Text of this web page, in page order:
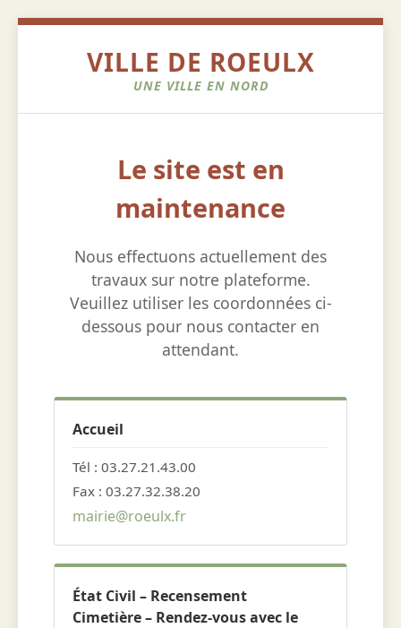
VILLE DE ROEULX
UNE VILLE EN NORD
Le site est en
maintenance
Nous effectuons actuellement des
travaux sur notre plateforme.
Veuillez utiliser les coordonnées ci-
dessous pour nous contacter en
attendant.
Accueil
Tél : 03.27.21.43.00
Fax : 03.27.32.38.20
mairie@roeulx.fr
État Civil – Recensement
Cimetière – Rendez-vous avec le